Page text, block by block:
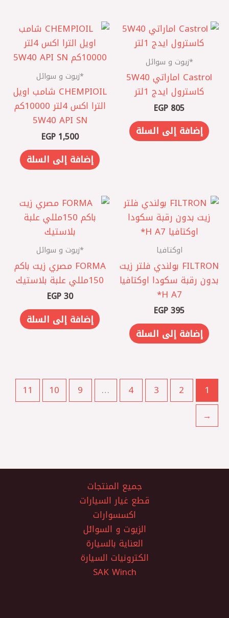
*زيوت و سوائل
Castrol اماراتي 5W40
كاسترول ايدج 1لتر
EGP 805
إضافة إلى السلة
*زيوت و سوائل
CHEMPIOIL شامب اويل
الترا اكس 4لتر 10000كم
5W40 API SN
EGP1,500
إضافة إلى السلة
اوكتافيا
‏FILTRON بولندي فلتر زيت
بدون رقبة سكودا اوكتافيا
A7 ‏H*
EGP395
إضافة إلى السلة
*زيوت و سوائل
FORMA مصري ‎زيت باكم
150مللي علبة بلاستيك
EGP30
إضافة إلى السلة
1
2
3
4
…
9
10
11
←
جميع المنتجات
قطع غيار السيارات
اكسسوارات
الزيوت و السوائل
العناية بالسيارة
الكترونيات السيارة
SAK Winch